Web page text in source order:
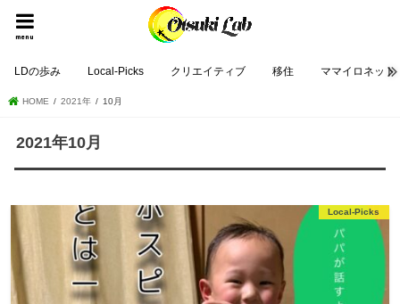
menu
LDの歩み Local-Picks クリエイティブ 移住 ママイロネット
HOME 2021年 10月
2021年10月
Local-Picks